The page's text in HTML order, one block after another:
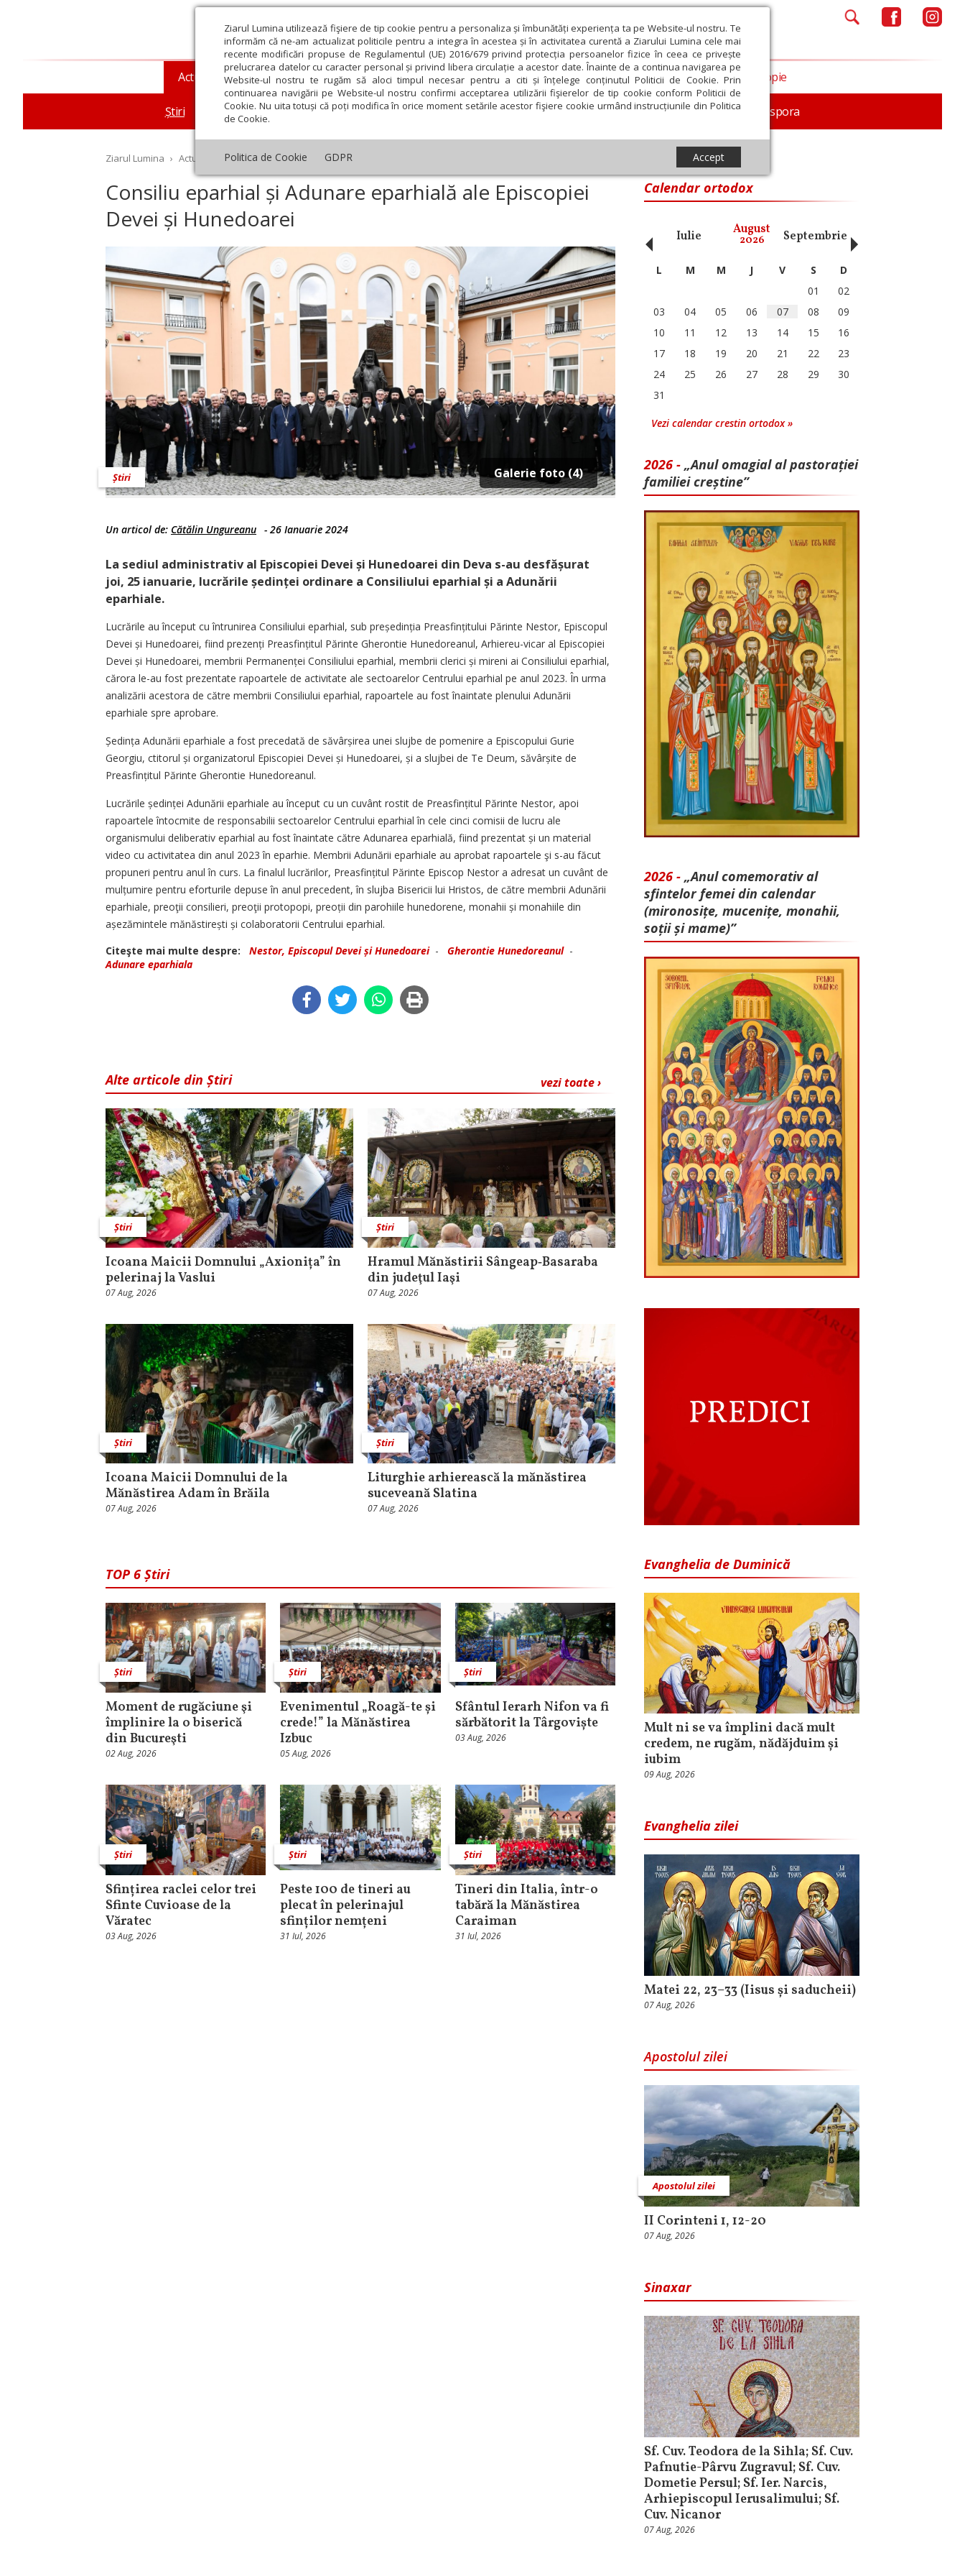
Ziarul Lumina utilizează fişiere de tip cookie pentru a personaliza și îmbunătăți experiența ta pe Website-ul nostru. Te
informăm că ne-am actualizat politicile pentru a integra în acestea și în activitatea curentă a Ziarului Lumina cele mai
recente modificări propuse de Regulamentul (UE) 2016/679 privind protecția persoanelor fizice în ceea ce privește
prelucrarea datelor cu caracter personal și privind libera circulație a acestor date. Înainte de a continua navigarea pe
Website-ul nostru te rugăm să aloci timpul necesar pentru a citi și înțelege conținutul Politicii de Cookie. Prin
continuarea navigării pe Website-ul nostru confirmi acceptarea utilizării fişierelor de tip cookie conform Politicii de
Cookie. Nu uita totuși că poți modifica în orice moment setările acestor fişiere cookie urmând instrucțiunile din Politica
de Cookie.
Politica de Cookie GDPR Accept
Actualitate religioasă
Știri Mesaje și cuvântări An omagial Comunicate de presă Documentar In memoriam Diaspora
Teologie și spiritualitate Educaţie și Cultură Societate Opinii Filantropie
Ziarul Lumina › Actualitate religioasă › Știri › Consiliu eparhial și Adunare eparhială ale Episcopiei Devei și Hunedoarei
Consiliu eparhial și Adunare eparhială ale Episcopiei
Devei și Hunedoarei
Galerie foto (4)
Știri
Un articol de: Cătălin Ungureanu - 26 Ianuarie 2024
La sediul administrativ al Episcopiei Devei și Hunedoarei din Deva s-au desfășurat
joi, 25 ianuarie, lucrările ședinței ordinare a Consiliului eparhial și a Adunării
eparhiale.
Lucrările au început cu întrunirea Consiliului eparhial, sub președinția Preasfințitului Părinte Nestor, Episcopul
Devei și Hunedoarei, fiind prezenți Preasfințitul Părinte Gherontie Hunedoreanul, Arhiereu-vicar al Episcopiei
Devei și Hunedoarei, membrii Permanenței Consiliului eparhial, membrii clerici și mireni ai Consiliului eparhial,
cărora le-au fost prezentate rapoartele de activitate ale sectoarelor Centrului eparhial pe anul 2023. În urma
analizării acestora de către membrii Consiliului eparhial, rapoartele au fost înaintate plenului Adunării
eparhiale spre aprobare.
Ședința Adunării eparhiale a fost precedată de săvârșirea unei slujbe de pomenire a Episcopului Gurie
Georgiu, ctitorul și organizatorul Episcopiei Devei și Hunedoarei, și a slujbei de Te Deum, săvârșite de
Preasfințitul Părinte Gherontie Hunedoreanul.
Lucrările ședinței Adunării eparhiale au început cu un cuvânt rostit de Preasfințitul Părinte Nestor, apoi
rapoartele întocmite de responsabilii sectoarelor Centrului eparhial în cele cinci comisii de lucru ale
organismului deliberativ eparhial au fost înaintate către Adunarea eparhială, fiind prezentat și un material
video cu activitatea din anul 2023 în eparhie. Membrii Adunării eparhiale au aprobat rapoartele şi s-au făcut
propuneri pentru anul în curs. La finalul lucrărilor, Prea­sfințitul Părinte Episcop Nestor a adresat un cuvânt de
mulțu­mire pentru eforturile depuse în anul precedent, în slujba Bisericii lui Hristos, de către membrii Adunării
eparhiale, preoţii consilieri, preoţii protopopi, preoții din parohiile hunedorene, monahii și monahiile din
așezămintele mănăsti­rești și colaboratorii Centrului eparhial.
Citeşte mai multe despre:
Nestor, Episcopul Devei și Hunedoarei- Gherontie Hunedoreanul-
Adunare eparhiala
vezi toate ›
Alte articole din Știri
Știri
Icoana Maicii Domnului „Axionița” în
pelerinaj la Vaslui
07 Aug, 2026
Știri
Hramul Mănăstirii Sângeap‑Basaraba
din judeţul Iaşi
07 Aug, 2026
Știri
Icoana Maicii Domnului de la
Mănăstirea Adam în Brăila
07 Aug, 2026
Știri
Liturghie arhierească la mănăstirea
suceveană Slatina
07 Aug, 2026
TOP 6 Știri
Știri
Moment de rugăciune şi
împlinire la o biserică
din Bucureşti
02 Aug, 2026
Știri
Evenimentul „Roagă-te și
crede!” la Mănăstirea
Izbuc
05 Aug, 2026
Știri
Sfântul Ierarh Nifon va fi
sărbătorit la Târgoviște
03 Aug, 2026
Știri
Sfințirea raclei celor trei
Sfinte Cuvioase de la
Văratec
03 Aug, 2026
Știri
Peste 100 de tineri au
plecat în pelerinajul
sfinților nemțeni
31 Iul, 2026
Știri
Tineri din Italia, într-o
tabără la Mănăstirea
Caraiman
31 Iul, 2026
Calendar ortodox
Noiembrie Iulie August
2026 Septembrie Octombrie
‹ L M M J V S
D
01
02
03
04 05 06 07 08
09
10
11 12 13 14 15
16
17
18 19 20 21 22
23
24
25 26 27 28 29
30
31
Vezi calendar crestin ortodox »
2026 - „Anul omagial al pastorației
familiei creștine”
2026 - „Anul comemorativ al
sfintelor femei din calendar
(mironosițe, mu­cenițe, monahii,
soții și mame)”
Evanghelia de Duminică
Mult ni se va împlini dacă mult
credem, ne rugăm, nădăjduim și
iubim
09 Aug, 2026
Evanghelia zilei
Matei 22, 23–33 (Iisus și saducheii)
07 Aug, 2026
Apostolul zilei
Apostolul zilei
II Corinteni 1, 12-20
07 Aug, 2026
Sinaxar
Sf. Cuv. Teodora de la Sihla; Sf. Cuv.
Pafnutie-Pârvu Zugravul; Sf. Cuv.
Dometie Persul; Sf. Ier. Narcis,
Arhiepiscopul Ierusalimului; Sf.
Cuv. Nicanor
07 Aug, 2026